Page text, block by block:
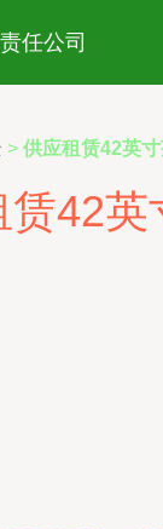
任公司
> 供应租赁42英
赁42